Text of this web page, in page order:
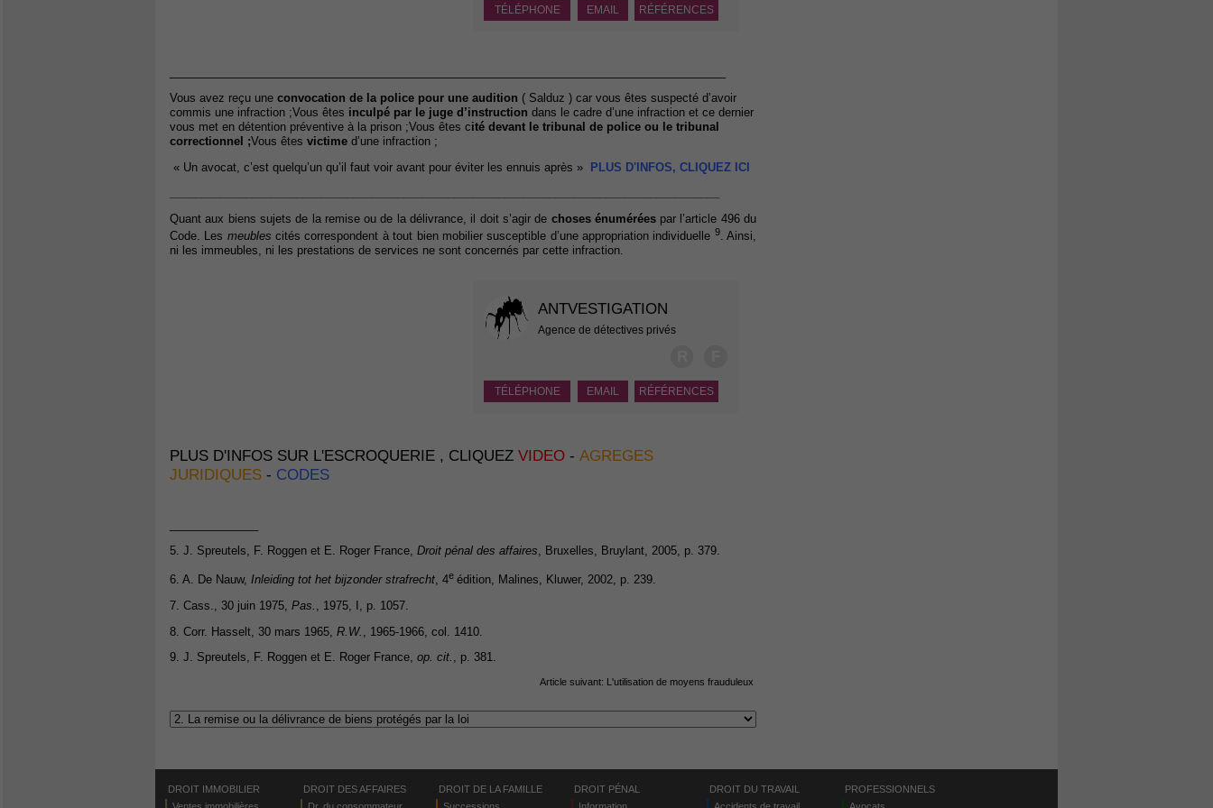
TÉLÉPHONE EMAIL RÉFÉRENCES
Vous avez reçu une convocation de la police pour une audition ( Salduz ) car vous êtes suspecté d’avoir
commis une infraction ;Vous êtes inculpé par le juge d’instruction dans le cadre d’une infraction et ce dernier
vous met en détention préventive à la prison ;Vous êtes cité devant le tribunal de police ou le tribunal
correctionnel ;Vous êtes victime d’une infraction ;
« Un avocat, c’est quelqu’un qu’il faut voir avant pour éviter les ennuis après » PLUS D'INFOS, CLIQUEZ ICI
Quant aux biens sujets de la remise ou de la délivrance, il doit s’agir de choses énuméréespar l’article 496 du
Code. Les meubles cités correspondent à tout bien mobilier susceptible d’une appropriation individuelle 9. Ainsi,
ni les immeubles, ni les prestations de services ne sont concernés par cette infraction.
ANTVESTIGATION
Agence de détectives privés
TÉLÉPHONE EMAIL RÉFÉRENCES
PLUS D'INFOS SUR L'ESCROQUERIE , CLIQUEZ VIDEO - AGREGES
JURIDIQUES - CODES
5. J. Spreutels, F. Roggen et E. Roger France, Droit pénal des affaires, Bruxelles, Bruylant, 2005, p. 379.
6. A. De Nauw, Inleiding tot het bijzonder strafrecht, 4e édition, Malines, Kluwer, 2002, p. 239.
7. Cass., 30 juin 1975, Pas.
, 1975, I, p. 1057.
8. Corr. Hasselt, 30 mars 1965, R.W.
, 1965-1966, col. 1410.
9. J. Spreutels, F. Roggen et E. Roger France, op. cit. , p. 381.
Article suivant: L'utilisation de moyens frauduleux
DROIT IMMOBILIER
DROIT DES AFFAIRES
DROIT DE LA FAMILLE
DROIT PÉNAL
DROIT DU TRAVAIL
PROFESSIONNELS